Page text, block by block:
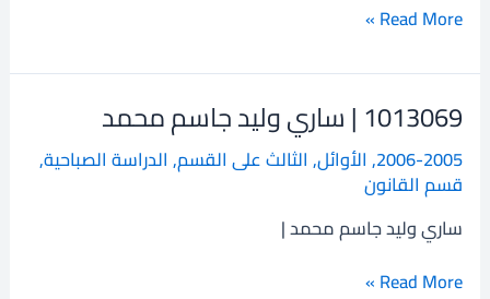
Read More »
1013069 | ساري وليد جاسم محمد
2006-2005
, الأوائل, الثالث على القسم, الدراسة الصباحية,
قسم القانون
ساري وليد جاسم محمد |
1013069
ساري
وليد
جاسم
محمد
Read More »